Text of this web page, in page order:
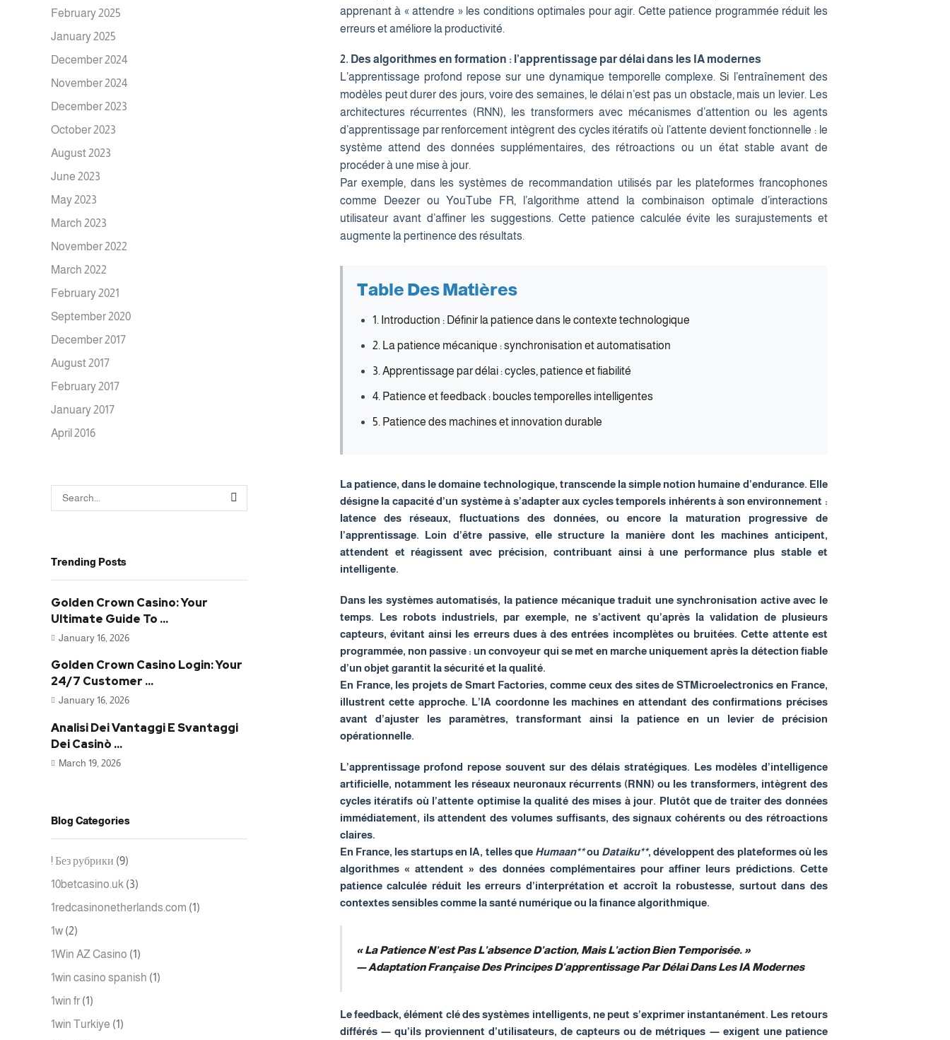
apprenant à « attendre » les conditions optimales pour agir. Cette patience programmée réduit les
erreurs et améliore la productivité.
2. Des algorithmes en formation : l’apprentissage par délai dans les IA modernes
L’apprentissage profond repose sur une dynamique temporelle complexe. Si l’entraînement des
modèles peut durer des jours, voire des semaines, le délai n’est pas un obstacle, mais un levier. Les
architectures récurrentes (RNN), les transformers avec mécanismes d’attention ou les agents
d’apprentissage par renforcement intègrent des cycles itératifs où l’attente devient fonctionnelle : le
système attend des données supplémentaires, des rétroactions ou un état stable avant de
procéder à une mise à jour.
Par exemple, dans les systèmes de recommandation utilisés par les plateformes francophones
comme Deezer ou YouTube FR, l’algorithme attend la combinaison optimale d’interactions
utilisateur avant d’affiner les suggestions. Cette patience calculée évite les surajustements et
augmente la pertinence des résultats.
Table Des Matières
1. Introduction : Définir la patience dans le contexte technologique
2. La patience mécanique : synchronisation et automatisation
3. Apprentissage par délai : cycles, patience et fiabilité
4. Patience et feedback : boucles temporelles intelligentes
5. Patience des machines et innovation durable
La patience, dans le domaine technologique, transcende la simple notion humaine d’endurance. Elle
désigne la capacité d’un système à s’adapter aux cycles temporels inhérents à son environnement :
latence des réseaux, fluctuations des données, ou encore la maturation progressive de
l’apprentissage. Loin d’être passive, elle structure la manière dont les machines anticipent,
attendent et réagissent avec précision, contribuant ainsi à une performance plus stable et
intelligente.
Dans les systèmes automatisés, la patience mécanique traduit une synchronisation active avec le
temps. Les robots industriels, par exemple, ne s’activent qu’après la validation de plusieurs
capteurs, évitant ainsi les erreurs dues à des entrées incomplètes ou bruitées. Cette attente est
programmée, non passive : un convoyeur qui se met en marche uniquement après la détection fiable
d’un objet garantit la sécurité et la qualité.
En France, les projets de Smart Factories, comme ceux des sites de STMicroelectronics en France,
illustrent cette approche. L’IA coordonne les machines en attendant des confirmations précises
avant d’ajuster les paramètres, transformant ainsi la patience en un levier de précision
opérationnelle.
L’apprentissage profond repose souvent sur des délais stratégiques. Les modèles d’intelligence
artificielle, notamment les réseaux neuronaux récurrents (RNN) ou les transformers, intègrent des
cycles itératifs où l’attente optimise la qualité des mises à jour. Plutôt que de traiter des données
immédiatement, ils attendent des volumes suffisants, des signaux cohérents ou des rétroactions
claires.
En France, les startups en IA, telles que Humaan**ou Dataiku**, développent des plateformes où les
algorithmes « attendent » des données complémentaires pour affiner leurs prédictions. Cette
patience calculée réduit les erreurs d’interprétation et accroît la robustesse, surtout dans des
contextes sensibles comme la santé numérique ou la finance algorithmique.
« La Patience N’est Pas L’absence D’action, Mais L’action Bien Temporisée. »
— Adaptation Française Des Principes D’apprentissage Par Délai Dans Les IA Modernes
Le feedback, élément clé des systèmes intelligents, ne peut s’exprimer instantanément. Les retours
différés — qu’ils proviennent d’utilisateurs, de capteurs ou de métriques — exigent une patience
February 2025
January 2025
December 2024
November 2024
December 2023
October 2023
August 2023
June 2023
May 2023
March 2023
November 2022
March 2022
February 2021
September 2020
December 2017
August 2017
February 2017
January 2017
April 2016
SEARCH
Trending Posts
Golden Crown Casino: Your
Ultimate Guide To ...
January 16, 2026
Golden Crown Casino Login: Your
24/7 Customer ...
January 16, 2026
Analisi Dei Vantaggi E Svantaggi
Dei Casinò ...
March 19, 2026
Blog Categories
! Без рубрики (9)
10betcasino.uk (3)
1redcasinonetherlands.com (1)
1w (2)
1Win AZ Casino (1)
1win casino spanish (1)
1win fr (1)
1win Turkiye (1)